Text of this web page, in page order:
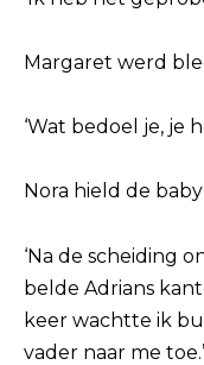
Margaret werd
‘Wat bedoel je, je
Nora hield de
‘Na de scheiding
belde Adrians
keer wachtte ik
vader naar me toe.’